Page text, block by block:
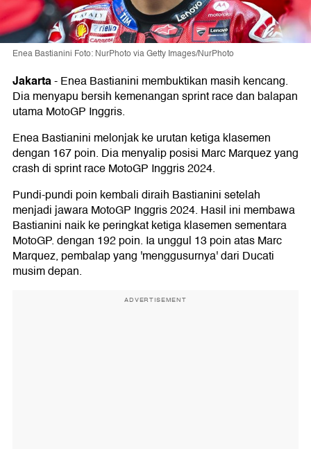
Enea Bastianini Foto: NurPhoto via Getty Images/NurPhoto
Jakarta-Enea Bastianini membuktikan masih kencang.
Dia menyapu bersih kemenangan sprint race dan balapan
utama MotoGP Inggris.
Enea Bastianini melonjak ke urutan ketiga klasemen
dengan 167 poin. Dia menyalip posisi Marc Marquez yang
crash di sprint race MotoGP Inggris 2024.
Pundi-pundi poin kembali diraih Bastianini setelah
menjadi jawara MotoGP Inggris 2024. Hasil ini membawa
Bastianini naik ke peringkat ketiga klasemen sementara
MotoGP. dengan 192 poin. Ia unggul 13 poin atas Marc
Marquez, pembalap yang 'menggusurnya' dari Ducati
musim depan.
ADVERTISEMENT